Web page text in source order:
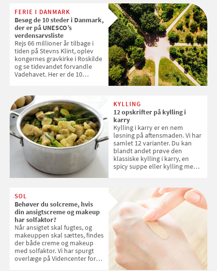
enkle råd til at spare penge på
tøjvasken
FERIE I DANMARK
Besøg de 10 steder i Danmark,
der er på UNESCO’s
verdensarvsliste
Rejs 66 millioner år tilbage i
tiden på Stevns Klint, oplev
kongernes gravkirke i Roskilde
og se tidevandet forvandle
Vadehavet. Her er de 10
KYLLING
12 opskrifter på kylling i
karry
Kylling i karry er en nem
løsning på aftensmaden. Vi har
samlet 12 varianter. Du kan
blandt andet prøve den
klassiske kylling i karry, en
spicy suppe eller kylling med
SOL
Behøver du solcreme, hvis
din ansigtscreme og makeup
har solfaktor?
Når ansigtet skal fugtes, og
makeuppen skal sættes, findes
der både creme og makeup
med solfaktor. Vi har spurgt
overlæge på Videncenter for